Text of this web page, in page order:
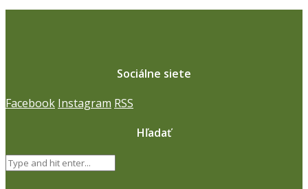
Sociálne siete
Facebook Instagram RSS
Hľadať